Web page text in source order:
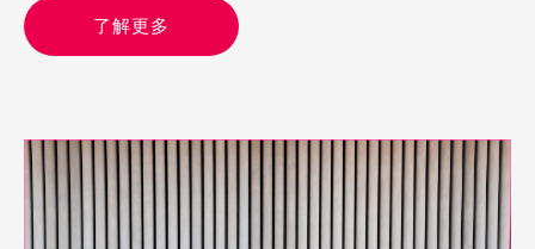
了解更多